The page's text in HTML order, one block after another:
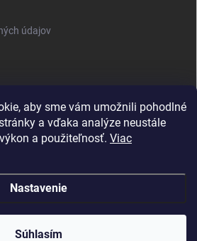
aby sme vám umožnili pohodlné
a vďaka analýze neustále
a použiteľnosť. Viac
Nastavenie
Súhlasím
údajov
. Všetky práva vyhradené.Upraviť nastavenie
cookies